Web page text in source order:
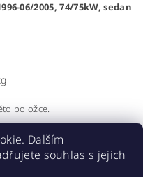
06/2005, 74/75kW, sedan
položce.
Dalším
souhlas s jejich